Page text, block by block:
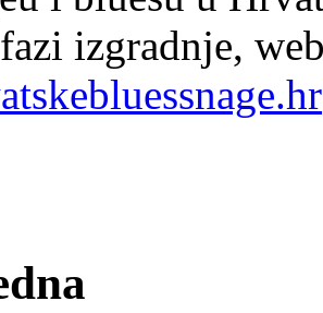
izgradnje,